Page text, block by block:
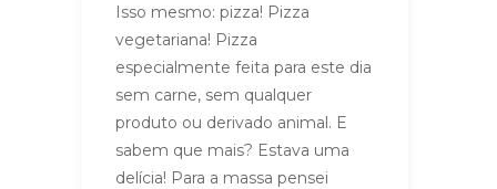
Isso mesmo: pizza! Pizza
vegetariana! Pizza
especialmente feita para este dia
sem carne, sem qualquer
produto ou derivado animal. E
sabem que mais? Estava uma
delícia! Para a massa pensei